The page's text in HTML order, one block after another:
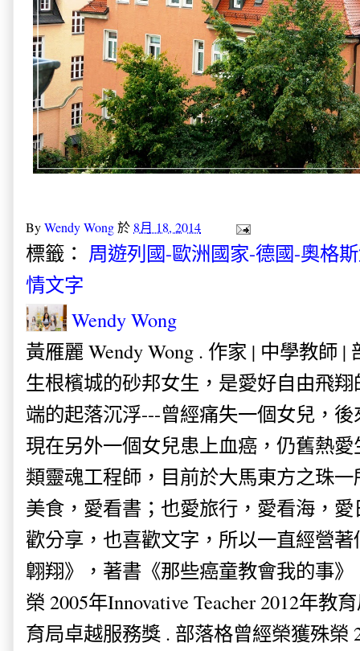
ByWendy Wong於 8月 18, 2014
標籤： 周遊列國-歐洲國家-德國-奧格
情文字
Wendy Wong
黃雁麗 Wendy Wong . 作家 | 中學教師 |
生根檳城的砂邦女生，是愛好自由飛
端的起落沉浮---曾經痛失一個女兒，
現在另外一個女兒患上血癌，仍舊熱
類靈魂工程師，目前於大馬東方之珠
美食，愛看書；也愛旅行，愛看海，
歡分享，也喜歡文字，所以一直經營
翺翔》，著書《那些癌童教會我的事
榮 2005年Innovative Teacher 2012年教
育局卓越服務獎 . 部落格曾經榮獲殊榮